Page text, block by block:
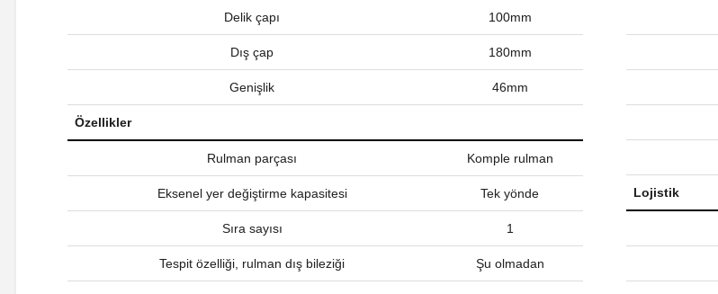
Delik çapı 100mm
Dış çap 180mm
Genişlik 46mm
Özellikler
Rulman parçası Komple rulman
Eksenel yer değiştirme kapasitesi Tek yönde
Sıra sayısı 1
Tespit özelliği, rulman dış bileziği Şu olmadan
Lojistik